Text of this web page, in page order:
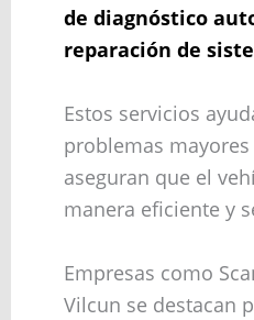
de diagnóstico
reparación de
Estos servicios
problemas
aseguran que el
manera eficiente y
Empresas como
Vilcun se destacan